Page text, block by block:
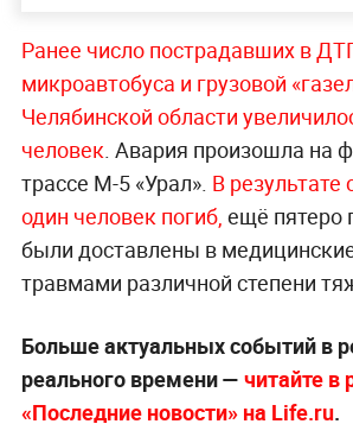
Ранее число пострадавших в
микроавтобуса и грузовой
Челябинской области
человек . Авария произошла на
трассе М-5 «Урал». В результате
один человек погиб, ещё пятеро
были доставлены в
травмами различной степени
Больше актуальных событий в
реального времени — читайте в
«Последние новости» на Life.ru.